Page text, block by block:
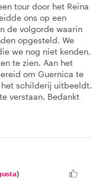
tour door het Reina
ons op een
de volgorde waarin
opgesteld. We
we nog niet kenden,
te zien. Aan het
om Guernica te
schilderij uitbeeldt.
verstaan. Bedankt
)